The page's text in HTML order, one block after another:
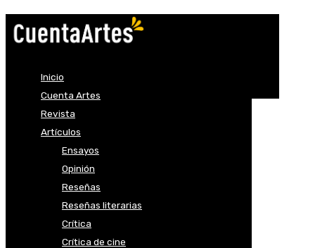
Inicio
Cuenta Artes
Revista
Artículos
Ensayos
Opinión
Reseñas
Reseñas literarias
Crítica
Crítica de cine